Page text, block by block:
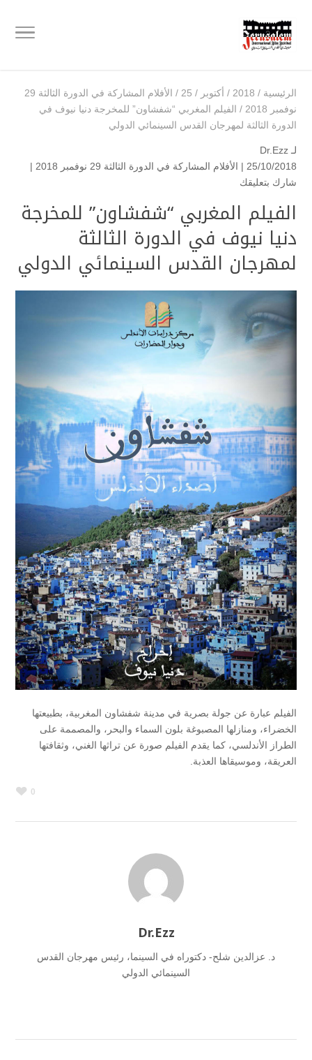
الرئيسية /
2018
/ أكتوبر /
25
/
الأفلام المشاركة في الدورة الثالثة 29
نوفمبر 2018
/ الفيلم المغربي “شفشاون” للمخرجة دنيا نيوف في
الدورة الثالثة لمهرجان القدس السينمائي الدولي
لـ Dr.Ezz
25/10/2018 |
الأفلام المشاركة في الدورة الثالثة 29 نوفمبر 2018
|
شارك بتعليقك
الفيلم المغربي “شفشاون” للمخرجة
دنيا نيوف في الدورة الثالثة
لمهرجان القدس السينمائي الدولي
الفيلم عبارة عن جولة بصرية في مدينة شفشاون المغربية، بطبيعتها
الخضراء، ومنازلها المصبوغة بلون السماء والبحر، والمصممة على
الطراز الأندلسي، كما يقدم الفيلم صورة عن تراثها الغني، وثقافتها
العريقة، وموسيقاها العذبة.
0
Dr.Ezz
د. عزالدين شلح- دكتوراه في السينما، رئيس مهرجان القدس
السينمائي الدولي